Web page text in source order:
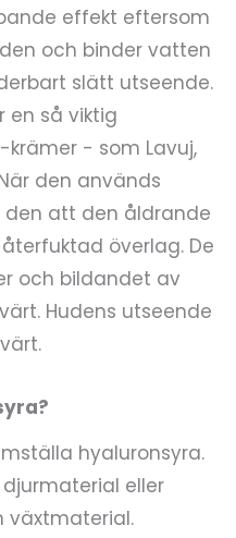
effekt eftersom
och binder vatten
slätt utseende.
en så viktig
- som Lavuj,
den används
den att den åldrande
överlag. De
och bildandet av
Hudens utseende
hyaluronsyra.
eller
växtmaterial.